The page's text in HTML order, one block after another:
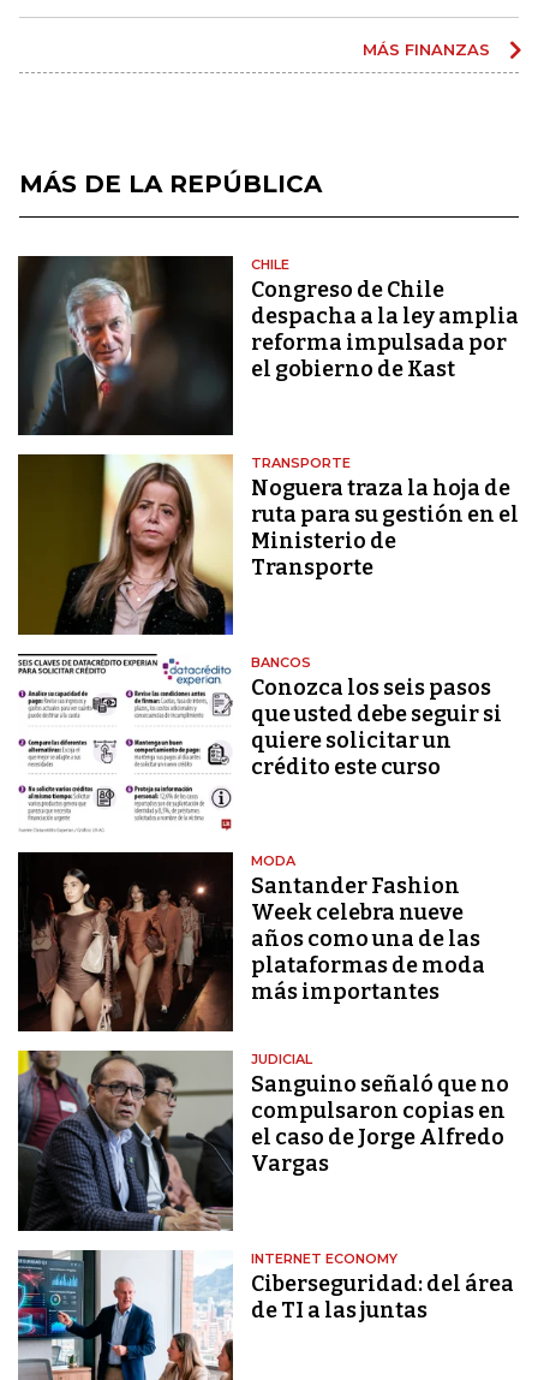
MÁS FINANZAS
MÁS DE LA REPÚBLICA
CHILE
Congreso de Chile
despacha a la ley amplia
reforma impulsada por
el gobierno de Kast
TRANSPORTE
Noguera traza la hoja de
ruta para su gestión en el
Ministerio de
Transporte
BANCOS
Conozca los seis pasos
que usted debe seguir si
quiere solicitar un
crédito este curso
MODA
Santander Fashion
Week celebra nueve
años como una de las
plataformas de moda
más importantes
JUDICIAL
Sanguino señaló que no
compulsaron copias en
el caso de Jorge Alfredo
Vargas
INTERNET ECONOMY
Ciberseguridad: del área
de TI a las juntas